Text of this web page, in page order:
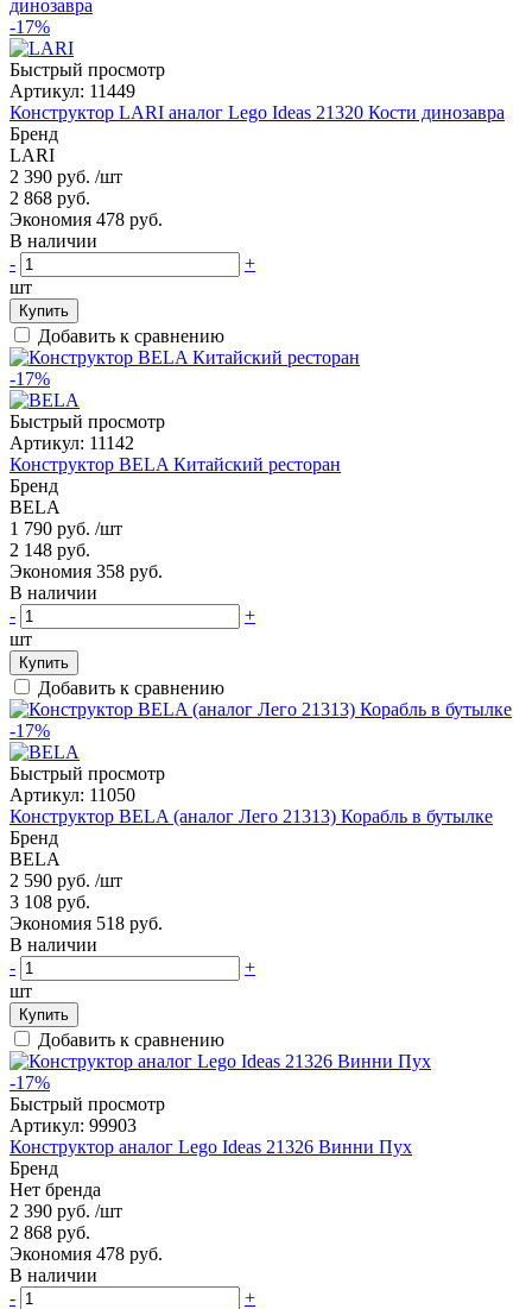
-17%
Быстрый просмотр
Артикул: 11449
Конструктор LARI аналог Lego Ideas 21320 Кости динозавра
Бренд
LARI
2 390 руб. /шт
2 868 руб.
Экономия 478 руб.
В наличии
-
+
шт
Купить
Добавить к сравнению
-17%
Быстрый просмотр
Артикул: 11142
Конструктор BELA Китайский ресторан
Бренд
BELA
1 790 руб. /шт
2 148 руб.
Экономия 358 руб.
В наличии
-
+
шт
Купить
Добавить к сравнению
-17%
Быстрый просмотр
Артикул: 11050
Конструктор BELA (аналог Лего 21313) Корабль в бутылке
Бренд
BELA
2 590 руб. /шт
3 108 руб.
Экономия 518 руб.
В наличии
-
+
шт
Купить
Добавить к сравнению
-17%
Быстрый просмотр
Артикул: 99903
Конструктор аналог Lego Ideas 21326 Винни Пух
Бренд
Нет бренда
2 390 руб. /шт
2 868 руб.
Экономия 478 руб.
В наличии
-
+